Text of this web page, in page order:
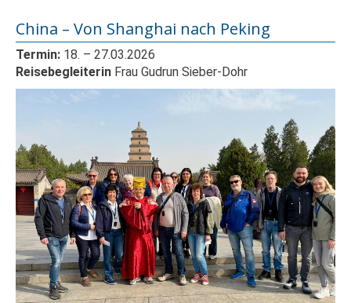
China – Von Shanghai nach Peking
Termin: 18. – 27.03.2026
Reisebegleiterin Frau Gudrun Sieber-Dohr